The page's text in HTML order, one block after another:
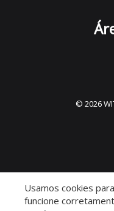
© 2026
Usamos cookies
funcione